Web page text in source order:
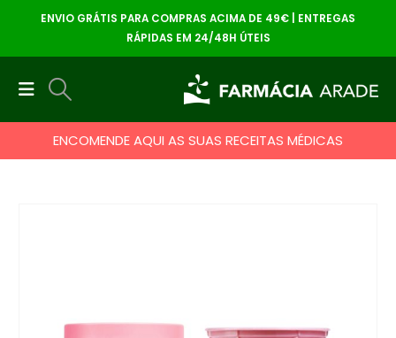
ENVIO GRÁTIS PARA COMPRAS ACIMA DE 49€ | ENTREGAS
RÁPIDAS EM 24/48H ÚTEIS
ENCOMENDE AQUI AS SUAS RECEITAS MÉDICAS